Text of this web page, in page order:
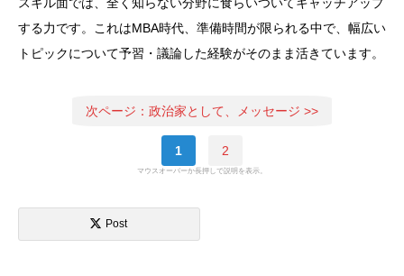
する力です。これはMBA時代、準備時間が限られる中で、幅広い
トピックについて予習・議論した経験がそのまま活きています。
次ページ：政治家として、メッセージ >>
1 2
マウスオーバーか長押しで説明を表示。
Post